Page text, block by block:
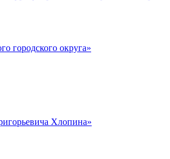
городского округа»
Хлопина»